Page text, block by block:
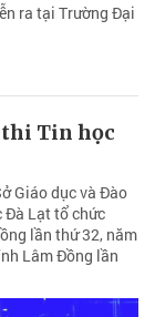
ra tại Trường Đại
Tin học
Giáo dục và Đào
Đà Lạt tổ chức
lần thứ 32, năm
Lâm Đồng lần